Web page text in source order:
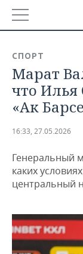
ТАТАРСТАН
НОВОСТИ
АНАЛИТИКА
ДЕКЛАРАЦИИ
КОРОЛИ
КОМУ
ТОРГОВЫЕ
ТАТАРСТАНА
НОВОСТИ
ФИНАНСЫ
БЮДЖЕТ
НОВОСТИ
АГРОПРОМ
НОВОСТИ АВТО
БИЗНЕС
СПОРТ
Марат
что Илья
«Ак
16:33, 27.05.2026
Генеральный
каких
центральный